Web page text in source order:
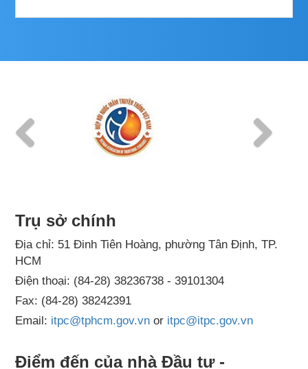
Trụ sở chính
Địa chỉ: 51 Đinh Tiên Hoàng, phường Tân Định, TP.
HCM
Điện thoại: (84-28) 38236738 - 39101304
Fax: (84-28) 38242391
Email: itpc@tphcm.gov.vn or itpc@itpc.gov.vn
Điểm đến của nhà Đầu tư -